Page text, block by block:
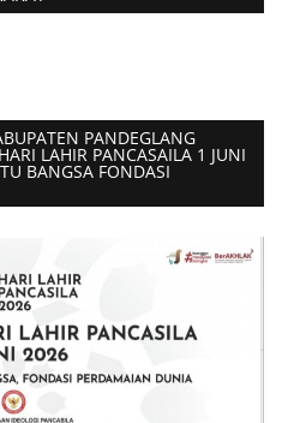
PANDEGLANG
LAHIR PANCASAILA 1 JUNI
BANGSA FONDASI